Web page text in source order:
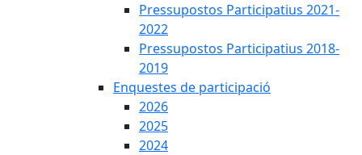
Pressupostos Participatius 2021-
2022
Pressupostos Participatius 2018-
2019
Enquestes de participació
2026
2025
2024